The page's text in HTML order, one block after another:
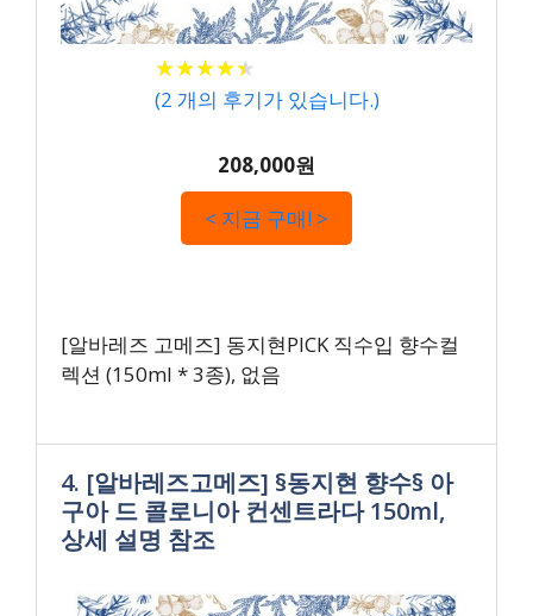
★★★★★
★★★★★
(2 개의 후기가 있습니다.)
208,000원
< 지금 구매! >
[알바레즈 고메즈] 동지현PICK 직수입 향수컬
렉션 (150ml * 3종), 없음
4. [알바레즈고메즈] §동지현 향수§ 아
구아 드 콜로니아 컨센트라다 150ml,
상세 설명 참조